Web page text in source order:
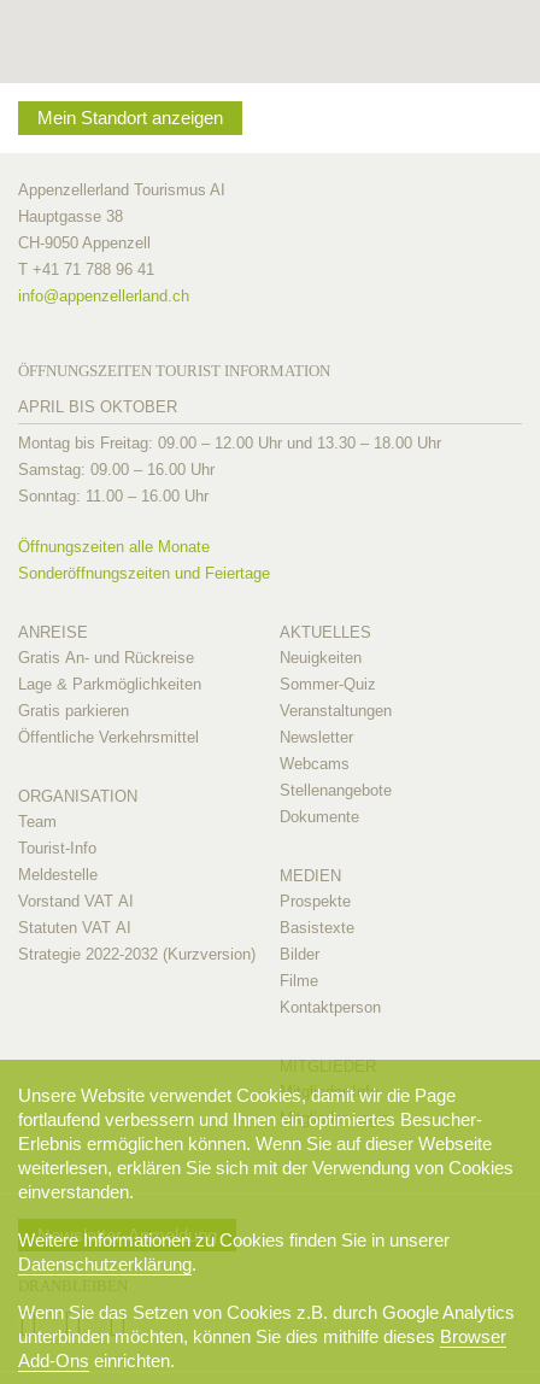
Mein Standort anzeigen
Appenzellerland Tourismus AI
Hauptgasse 38
CH-9050 Appenzell
T +41 71 788 96 41
info@appenzellerland.ch
ÖFFNUNGSZEITEN TOURIST INFORMATION
APRIL BIS OKTOBER
Montag bis Freitag: 09.00 – 12.00 Uhr und 13.30 – 18.00 Uhr
Samstag: 09.00 – 16.00 Uhr
Sonntag: 11.00 – 16.00 Uhr
Öffnungszeiten alle Monate
Sonderöffnungszeiten und Feiertage
ANREISE
Gratis An- und Rückreise
Lage & Parkmöglichkeiten
Gratis parkieren
Öffentliche Verkehrsmittel
ORGANISATION
Team
Tourist-Info
Meldestelle
Vorstand VAT AI
Statuten VAT AI
Strategie 2022-2032 (Kurzversion)
AKTUELLES
Neuigkeiten
Sommer-Quiz
Veranstaltungen
Newsletter
Webcams
Stellenangebote
Dokumente
MEDIEN
Prospekte
Basistexte
Bilder
Filme
Kontaktperson
Mitglieder-Info
Mitglieder-Login
Newsletter-Anmeldung
Unsere Website verwendet Cookies, damit wir die Page
fortlaufend verbessern und Ihnen ein optimiertes Besucher-
Erlebnis ermöglichen können. Wenn Sie auf dieser Webseite
weiterlesen, erklären Sie sich mit der Verwendung von Cookies
einverstanden.
Weitere Informationen zu Cookies finden Sie in unserer
Datenschutzerklärung.
Wenn Sie das Setzen von Cookies z.B. durch Google Analytics
unterbinden möchten, können Sie dies mithilfe dieses Browser
Add-Ons einrichten.